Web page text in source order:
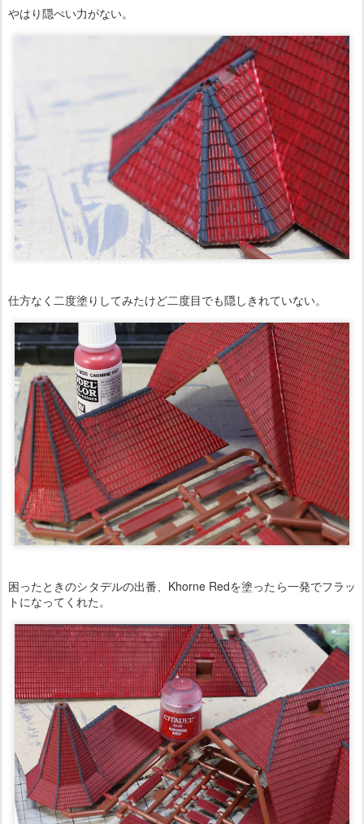
やはり隠ぺい力がない。
仕方なく二度塗りしてみたけど二度目でも隠しきれていない。
困ったときのシタデルの出番、Khorne Redを塗ったら一発でフラッ
トになってくれた。